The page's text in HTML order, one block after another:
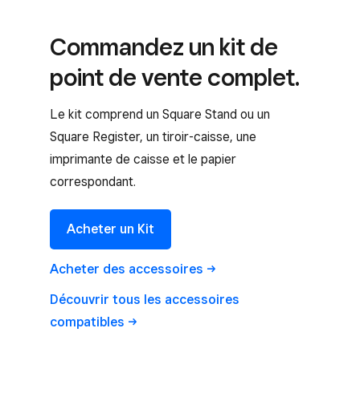
Commandez un kit de
point de vente complet.
Le kit comprend un Square Stand ou un
Square Register, un tiroir-caisse, une
imprimante de caisse et le papier
correspondant.
Acheter un Kit
Acheter des accessoires
Découvrir tous les accessoires
compatibles